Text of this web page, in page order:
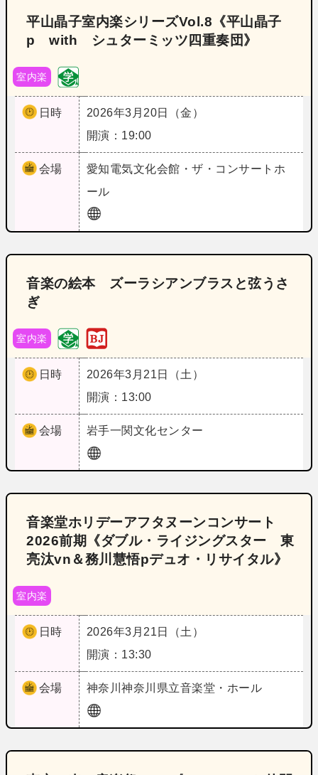
平山晶子室内楽シリーズVol.8《平山晶子
p with シュターミッツ四重奏団》
室内楽
日時
2026年3月20日（金）
開演：19:00
会場 愛知電気文化会館・ザ・コンサートホ
ール
音楽の絵本 ズーラシアンブラスと弦うさ
ぎ
室内楽
日時
2026年3月21日（土）
開演：13:00
会場 岩手一関文化センター
音楽堂ホリデーアフタヌーンコンサート
2026前期《ダブル・ライジングスター 東
亮汰vn＆務川慧悟pデュオ・リサイタル》
室内楽
日時
2026年3月21日（土）
開演：13:30
会場 神奈川神奈川県立音楽堂・ホール